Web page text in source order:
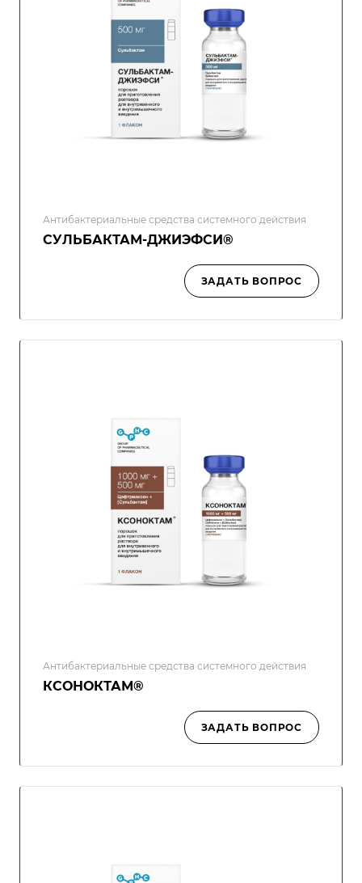
Антибактериальные средства системного действия
СУЛЬБАКТАМ-ДЖИЭФСИ®
ЗАДАТЬ ВОПРОС
Антибактериальные средства системного действия
КСОНОКТАМ®
ЗАДАТЬ ВОПРОС